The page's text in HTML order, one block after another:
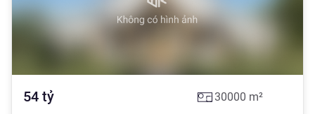
54 tỷ 30000 m²